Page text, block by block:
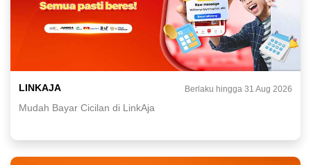
LINKAJA Berlaku hingga 31 Aug 2026
Mudah Bayar Cicilan di LinkAja